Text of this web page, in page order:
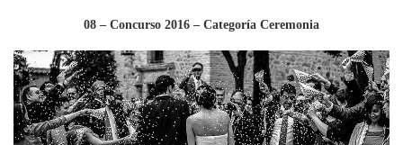
08 – Concurso 2016 – Categoría Ceremonia